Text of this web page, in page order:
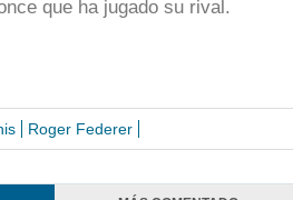
que ha jugado su rival.
Roger Federer